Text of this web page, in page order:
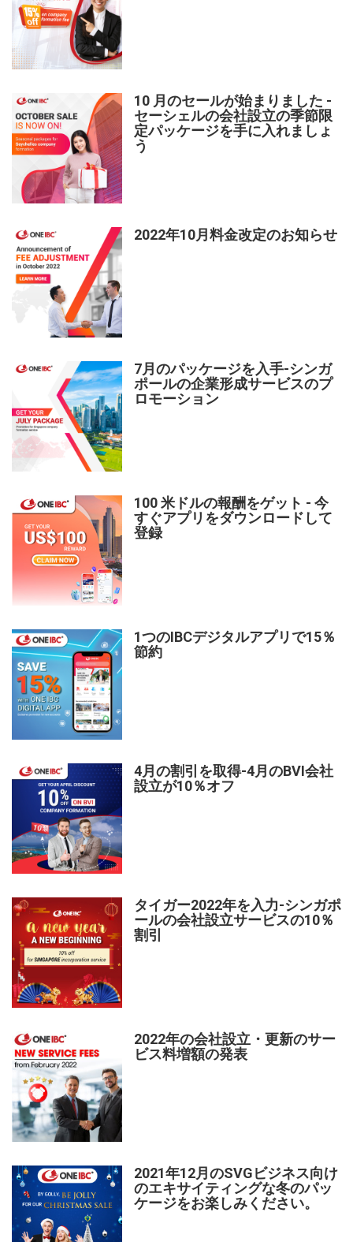
10 月のセールが始まりました -
セーシェルの会社設立の季節限
定パッケージを手に入れましょ
う
2022年10月料金改定のお知らせ
7月のパッケージを入手-シンガ
ポールの企業形成サービスのプ
ロモーション
100 米ドルの報酬をゲット - 今
すぐアプリをダウンロードして
登録
1つのIBCデジタルアプリで15％
節約
4月の割引を取得-4月のBVI会社
設立が10％オフ
タイガー2022年を入力-シンガポ
ールの会社設立サービスの10％
割引
2022年の会社設立・更新のサー
ビス料増額の発表
2021年12月のSVGビジネス向け
のエキサイティングな冬のパッ
ケージをお楽しみください。